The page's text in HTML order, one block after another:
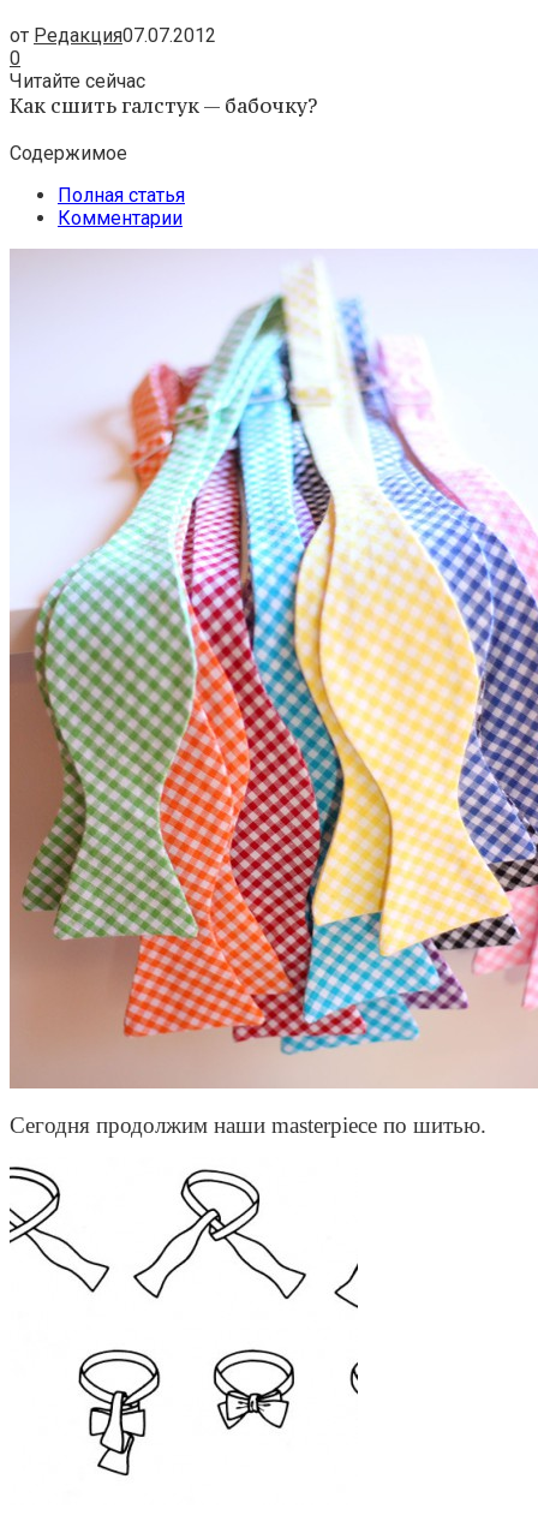
от Редакция07.07.2012
0
Читайте сейчас
Как сшить галстук — бабочку?
Содержимое
Полная статья
Комментарии
Сегодня продолжим наши masterpiece по шитью.